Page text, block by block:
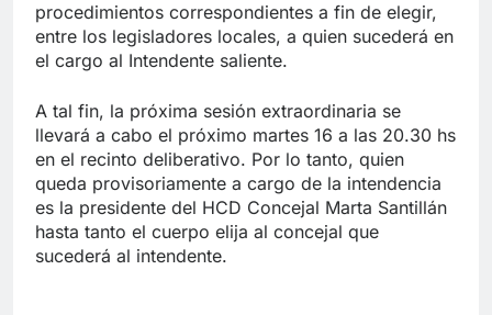
procedimientos correspondientes a fin de elegir,
entre los legisladores locales, a quien sucederá en
el cargo al Intendente saliente.
A tal fin, la próxima sesión extraordinaria se
llevará a cabo el próximo martes 16 a las 20.30 hs
en el recinto deliberativo. Por lo tanto, quien
queda provisoriamente a cargo de la intendencia
es la presidente del HCD Concejal Marta Santillán
hasta tanto el cuerpo elija al concejal que
sucederá al intendente.